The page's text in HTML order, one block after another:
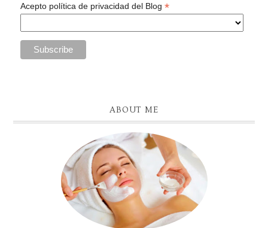
Acepto política de privacidad del Blog*
ABOUT ME